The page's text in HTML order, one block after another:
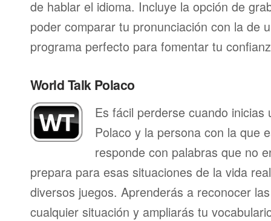
de hablar el idioma. Incluye la opción de
poder comparar tu pronunciación con la de
programa perfecto para fomentar tu
World Talk Polaco
Es fácil perderse cuando inicias
Polaco y la persona con la que
responde con palabras que no
prepara para esas situaciones de la vida
diversos juegos. Aprenderás a reconocer
cualquier situación y ampliarás tu